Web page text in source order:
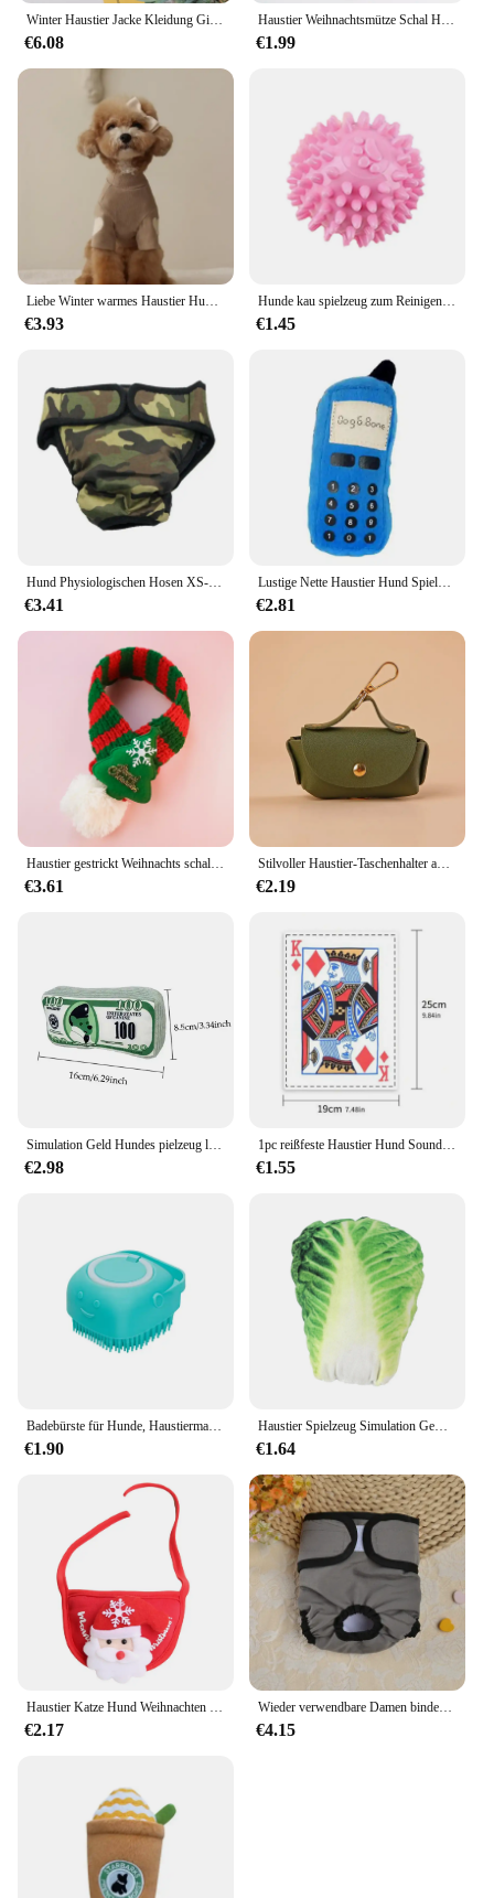
Winter Haustier Jacke Kleidung Gitter warme kleine Hunde Kleidung mit Pelz kragen Baumwolle Haustier Outfits Französisch Bulldogge Mantel Weste Chihuahua
€6.08
Haustier Weihnachtsmütze Schal Hund Weihnachtsgeschenk Ornamente Katze Weihnachten Katze Sabber Handtuch Haustierzubehör
€1.99
Liebe Winter warmes Haustier Hund Kleidung Basis Shirt niedliche Liebe Bär Teddy Yorkshire Hoodie Katze Haustier warme Kleidung Designer Welpen Kleidung
€3.93
Hunde kau spielzeug zum Reinigen der Zähne rosa weicher Gummi knochen lustiger Ball interaktiver Donut-Leckerbissen für kleine mittelgroße Hunde Haustier geschenke
€1.45
Hund Physiologischen Hosen XS-XXL Windel Sanitär Waschbar Weibliche Hund Shorts Höschen Menstruation Unterwäsche Briefs Overall Für Hund
€3.41
Lustige Nette Haustier Hund Spielzeug Hund Welpen Handy Form Hund Quietschende Spielzeug Plüsch Puppe Spielen Ausbildung Kauen Spielzeug Hund Liefert sounding spielzeug
€2.81
Haustier gestrickt Weihnachts schal Teddy Schal Schal Katze Hund Haustier liefert warm
€3.61
Stilvoller Haustier-Taschenhalter aus Kunstleder, Haustier-Kotbeutelhalter mit Spender für Hundetaschen, tragbarer Hundekotbeutel-Organizer, Zubehör für Haustiere
€2.19
Simulation Geld Hundes pielzeug lustige quietschende Sound klingende Papier beständigkeit zu beißen Kauen Hundes pielzeug saubere Zähne Welpen spielzeug Haustier liefert
€2.98
1pc reißfeste Haustier Hund Sound Spielzeug simuliert Quietschen Zeitung Spielkarte k q j Zähne resistent Corgi Teddy Welpe interaktiv
€1.55
Badebürste für Hunde, Haustiermassagebürste, Shampoo-Spender, weiche Silikonbürste, Gummiborsten für Hunde und Katzen, Duschpflege-Werkzeug
€1.90
Haustier Spielzeug Simulation Gemüse futter Haustier reißfeste Plüsch tier kreative Spaß Katze und Hund Spielzeug Vokal Haustier Spielzeug
€1.64
€2.17
Wieder verwendbare Damen binden wasch bar kleiner Hund Haustier Windeln Hündinnen große physio logische Hosen Shorts männliche Katzen Haustier Menstruation
€4.15